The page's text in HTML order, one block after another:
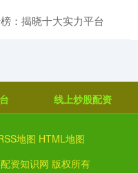
：揭晓十大实力平台
线上炒股配资
地图 HTML地图
资知识网 版权所有